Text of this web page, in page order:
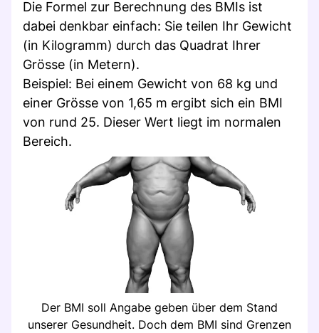
Die Formel zur Berechnung des BMIs ist
dabei denkbar einfach: Sie teilen Ihr Gewicht
(in Kilogramm) durch das Quadrat Ihrer
Grösse (in Metern).
Beispiel: Bei einem Gewicht von 68 kg und
einer Grösse von 1,65 m ergibt sich ein BMI
von rund 25. Dieser Wert liegt im normalen
Bereich.
Der BMI soll Angabe geben über dem Stand
unserer Gesundheit. Doch dem BMI sind Grenzen